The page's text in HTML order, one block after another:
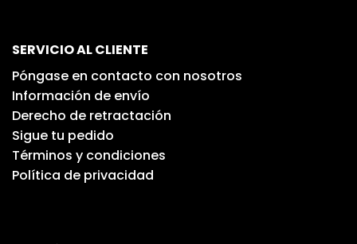
SERVICIO AL CLIENTE
Póngase en contacto con nosotros
Información de envío
Derecho de retractación
Sigue tu pedido
Términos y condiciones
Política de privacidad